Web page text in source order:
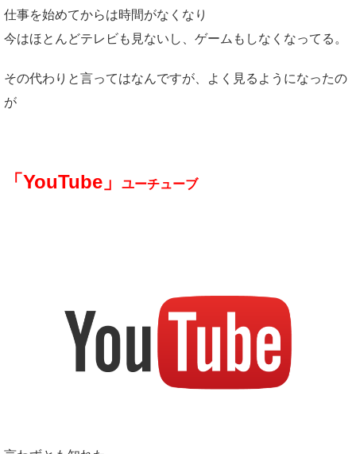
仕事を始めてからは時間がなくなり
今はほとんどテレビも見ないし、ゲームもしなくなってる。
その代わりと言ってはなんですが、よく見るようになったの
が
「YouTube」 ユーチューブ